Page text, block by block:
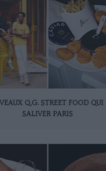
Q.G. STREET FOOD
SALIVER PARIS